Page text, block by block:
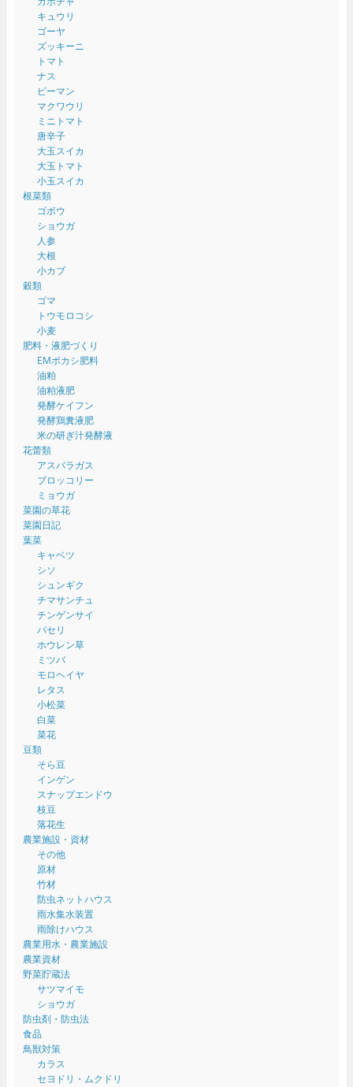
キュウリ
ゴーヤ
ズッキーニ
トマト
ナス
ピーマン
マクワウリ
ミニトマト
唐辛子
大玉スイカ
大玉トマト
小玉スイカ
根菜類
ゴボウ
ショウガ
人参
大根
小カブ
穀類
ゴマ
トウモロコシ
小麦
肥料・液肥づくり
EMボカシ肥料
油粕
油粕液肥
発酵ケイフン
発酵鶏糞液肥
米の研ぎ汁発酵液
花蕾類
アスパラガス
ブロッコリー
ミョウガ
菜園の草花
菜園日記
葉菜
キャベツ
シソ
シュンギク
チマサンチュ
チンゲンサイ
パセリ
ホウレン草
ミツバ
モロヘイヤ
レタス
小松菜
白菜
菜花
豆類
そら豆
インゲン
スナップエンドウ
枝豆
落花生
農業施設・資材
その他
原材
竹材
防虫ネットハウス
雨水集水装置
雨除けハウス
農業用水・農業施設
農業資材
野菜貯蔵法
サツマイモ
ショウガ
防虫剤・防虫法
食品
鳥獣対策
カラス
セヨドリ・ムクドリ